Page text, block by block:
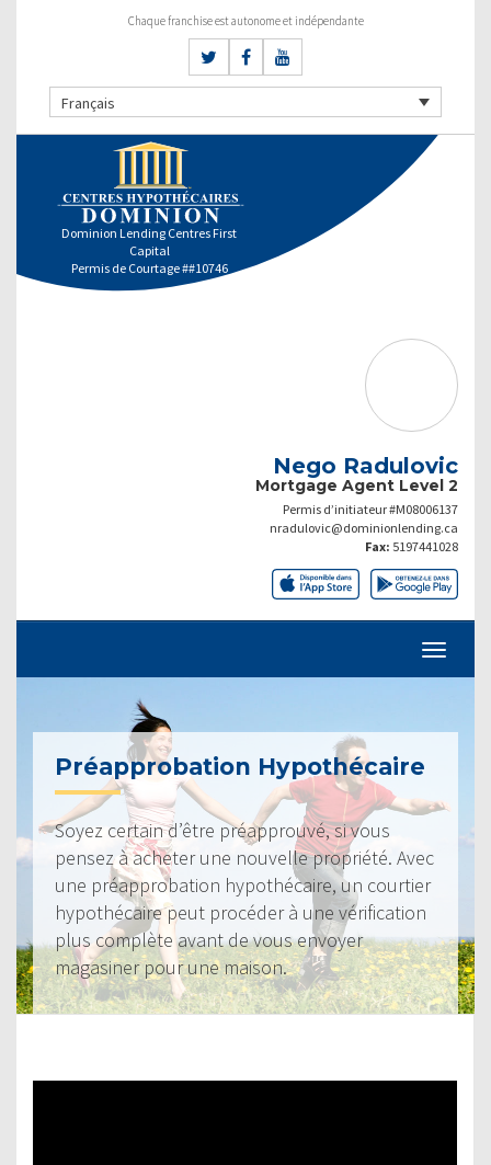
Chaque franchise est autonome et indépendante
Français
Dominion Lending Centres First
Capital
Permis de Courtage ##10746
Nego Radulovic
Mortgage Agent Level 2
Permis d’initiateur #M08006137
nradulovic@dominionlending.ca
Fax: 5197441028
Préapprobation Hypothécaire
Soyez certain d’être préapprouvé, si vous
pensez à acheter une nouvelle propriété. Avec
une préapprobation hypothécaire, un courtier
hypothécaire peut procéder à une vérification
plus complète avant de vous envoyer
magasiner pour une maison.